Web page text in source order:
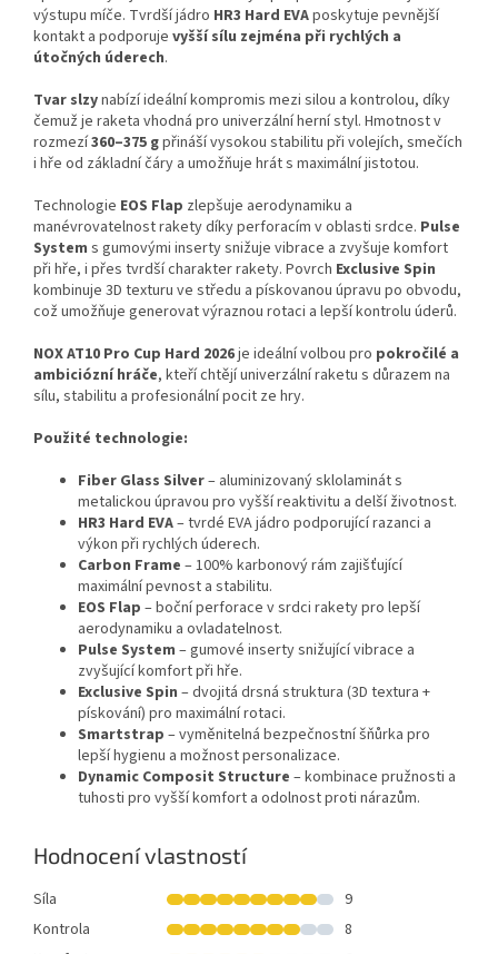
výstupu míče. Tvrdší jádro HR3 Hard EVAposkytuje pevnější
kontakt a podporuje vyšší sílu zejména při rychlých a
útočných úderech.
Tvar slzynabízí ideální kompromis mezi silou a kontrolou, díky
čemuž je raketa vhodná pro univerzální herní styl. Hmotnost v
rozmezí360–375 gpřináší vysokou stabilitu při volejích, smečích
i hře od základní čáry a umožňuje hrát s maximální jistotou.
Technologie EOS Flap zlepšuje aerodynamiku a
manévrovatelnost rakety díky perforacím v oblasti srdce. Pulse
System s gumovými inserty snižuje vibrace a zvyšuje komfort
při hře, i přes tvrdší charakter rakety. Povrch Exclusive Spin
kombinuje 3D texturu ve středu a pískovanou úpravu po obvodu,
což umožňuje generovat výraznou rotaci a lepší kontrolu úderů.
NOX AT10 Pro Cup Hard 2026je ideální volbou pro pokročilé a
ambiciózní hráče, kteří chtějí univerzální raketu s důrazem na
sílu, stabilitu a profesionální pocit ze hry.
Použité technologie:
Fiber Glass Silver– aluminizovaný sklolaminát s
metalickou úpravou pro vyšší reaktivitu a delší životnost.
HR3 Hard EVA– tvrdé EVA jádro podporující razanci a
výkon při rychlých úderech.
Carbon Frame – 100% karbonový rám zajišťující
maximální pevnost a stabilitu.
EOS Flap – boční perforace v srdci rakety pro lepší
aerodynamiku a ovladatelnost.
Pulse System – gumové inserty snižující vibrace a
zvyšující komfort při hře.
Exclusive Spin – dvojitá drsná struktura (3D textura +
pískování) pro maximální rotaci.
Smartstrap – vyměnitelná bezpečnostní šňůrka pro
lepší hygienu a možnost personalizace.
Dynamic Composit Structure – kombinace pružnosti a
tuhosti pro vyšší komfort a odolnost proti nárazům.
Hodnocení vlastností
Síla
9
Kontrola
8